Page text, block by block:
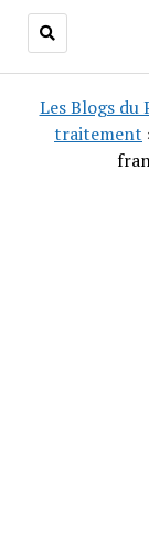
Les Blogs du
traitement